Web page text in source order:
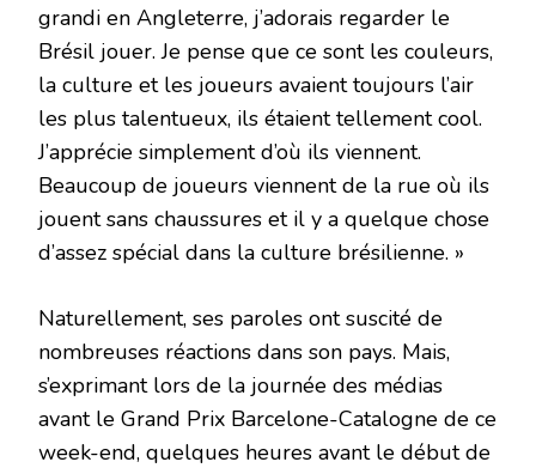
grandi en Angleterre, j’adorais regarder le
Brésil jouer. Je pense que ce sont les couleurs,
la culture et les joueurs avaient toujours l’air
les plus talentueux, ils étaient tellement cool.
J’apprécie simplement d’où ils viennent.
Beaucoup de joueurs viennent de la rue où ils
jouent sans chaussures et il y a quelque chose
d’assez spécial dans la culture brésilienne. »
Naturellement, ses paroles ont suscité de
nombreuses réactions dans son pays. Mais,
s’exprimant lors de la journée des médias
avant le Grand Prix Barcelone-Catalogne de ce
week-end, quelques heures avant le début de